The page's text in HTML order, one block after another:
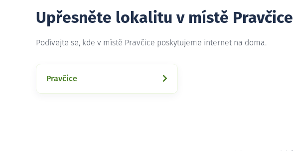
Upřesněte lokalitu v místě Pravčice
Podívejte se, kde v místě Pravčice poskytujeme internet na doma.
Pravčice